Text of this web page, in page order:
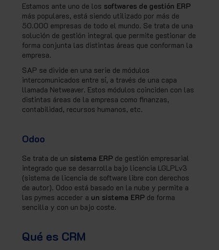
Estamos ante uno de los softwares de gestión ERP
más populares, está siendo utilizado por más de
50.000 empresas de todo el mundo. Se trata de una
solución de gestión integral que permite gestionar de
forma conjunta las distintas áreas que conforman la
empresa.
SAP se divide en una serie de módulos
intercomunicados entre sí, a través de una capa
llamada Netweaver. Estos módulos coinciden con las
distintas áreas de la empresa como finanzas,
contabilidad, recursos humanos, etc.
Odoo
Se trata de un sistema ERP de gestión empresarial
integrado que se desarrolla bajo licencia LGLPLv3
(sistema de licencia de software libre con derechos
de autor). Odoo está basado en la nube y permite a
las pymes acceder a un sistema ERP de forma
sencilla y con un bajo coste.
Qué es CRM